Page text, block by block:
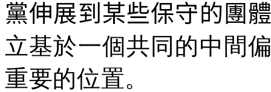
黨伸展到某些保守的團
立基於一個共同的中間
重要的位置。